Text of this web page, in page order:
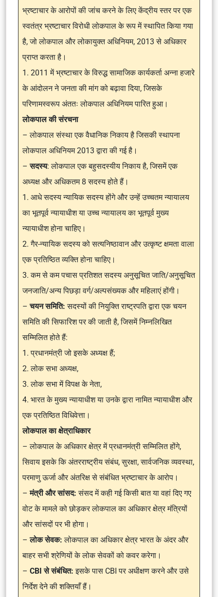
भ्रष्टाचार के आरोपों की जांच करने के लिए केंद्रीय स्तर पर एक
स्वतंत्र भ्रष्टाचार विरोधी लोकपाल के रूप में स्थापित किया गया
है, जो लोकपाल और लोकायुक्त अधिनियम, 2013 से अधिकार
प्राप्त करता है।
1. 2011 में भ्रष्टाचार के विरुद्ध सामाजिक कार्यकर्ता अन्ना हजारे
के आंदोलन ने जनता की मांग को बढ़ावा दिया, जिसके
परिणामस्वरूप अंततः लोकपाल अधिनियम पारित हुआ।
लोकपाल की संरचना
– लोकपाल संस्था एक वैधानिक निकाय है जिसकी स्थापना
लोकपाल अधिनियम 2013 द्वारा की गई है।
–सदस्य: लोकपाल एक बहुसदस्यीय निकाय है, जिसमें एक
अध्यक्ष और अधिकतम 8 सदस्य होते हैं।
1. आधे सदस्य न्यायिक सदस्य होंगे और उन्हें उच्चतम न्यायालय
का भूतपूर्व न्यायाधीश या उच्च न्यायालय का भूतपूर्व मुख्य
न्यायाधीश होना चाहिए।
2. गैर-न्यायिक सदस्य को सत्यनिष्ठावान और उत्कृष्ट क्षमता वाला
एक प्रतिष्ठित व्यक्ति होना चाहिए।
3. कम से कम पचास प्रतिशत सदस्य अनुसूचित जाति/अनुसूचित
जनजाति/अन्य पिछड़ा वर्ग/अल्पसंख्यक और महिलाएं होंगी।
–चयन समिति:सदस्यों की नियुक्ति राष्ट्रपति द्वारा एक चयन
समिति की सिफारिश पर की जाती है, जिसमें निम्नलिखित
सम्मिलित होते हैं:
1. प्रधानमंत्री जो इसके अध्यक्ष हैं;
2. लोक सभा अध्यक्ष,
3. लोक सभा में विपक्ष के नेता,
4. भारत के मुख्य न्यायाधीश या उनके द्वारा नामित न्यायाधीश और
एक प्रतिष्ठित विधिवेत्ता।
लोकपाल का क्षेत्राधिकार
– लोकपाल के अधिकार क्षेत्र में प्रधानमंत्री सम्मिलित होंगे,
सिवाय इसके कि अंतरराष्ट्रीय संबंध, सुरक्षा, सार्वजनिक व्यवस्था,
परमाणु ऊर्जा और अंतरिक्ष से संबंधित भ्रष्टाचार के आरोप।
–मंत्री और सांसद:संसद में कही गई किसी बात या वहां दिए गए
वोट के मामले को छोड़कर लोकपाल का अधिकार क्षेत्र मंत्रियों
और सांसदों पर भी होगा।
–लोक सेवक:लोकपाल का अधिकार क्षेत्र भारत के अंदर और
बाहर सभी श्रेणियों के लोक सेवकों को कवर करेगा।
– CBI से संबंधित:इसके पास CBI पर अधीक्षण करने और उसे
निर्देश देने की शक्तियाँ हैं।